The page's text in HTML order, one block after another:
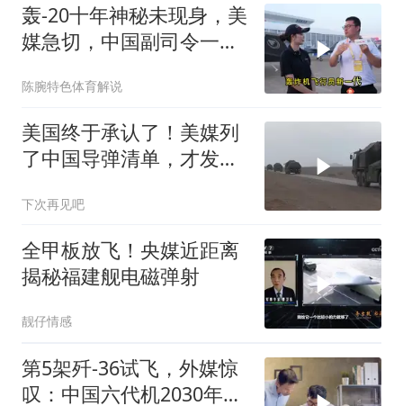
轰-20十年神秘未现身，美
媒急切，中国副司令一句
陈腕特色体育解说
美国终于承认了！美媒列
了中国导弹清单，才发现
下次再见吧
全甲板放飞！央媒近距离
揭秘福建舰电磁弹射
靓仔情感
第5架歼-36试飞，外媒惊
叹：中国六代机2030年服